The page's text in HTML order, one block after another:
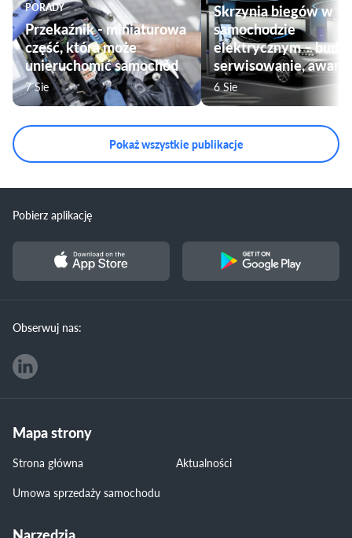
PORADY
Przekaźnik - miniaturowa
część, która może
unieruchomić samochód
7 Sie
Skrzynia biegów w
samochodzie
elektrycznym –
serwisowanie, awarie
6 Sie
Pokaż wszystkie publikacje
Pobierz aplikację
Obserwuj nas:
Mapa strony
Strona główna
Aktualności
Umowa sprzedaży samochodu